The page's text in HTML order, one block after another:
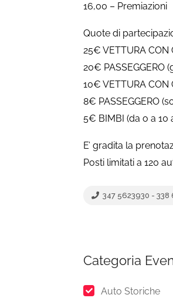
16,00 – Premiazioni
Quote di
25€ VETTURA
20€ PASSEGGERO
10€ VETTURA
8€ PASSEGGERO
5€ BIMBI (da o a 10
E’ gradita la
Posti limitati a 120
347 5623930 - 338
Categoria
Auto Storiche